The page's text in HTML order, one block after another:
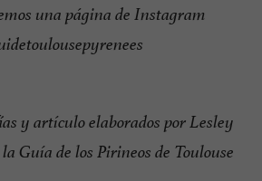
una página de Instagram
y artículo elaborados por Lesley
Guía de los Pirineos de Toulouse